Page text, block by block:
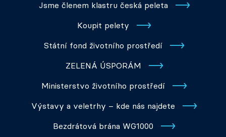
Jsme členem klastru česká peleta
Koupit pelety
Státní fond životního prostředí
ZELENÁ ÚSPORÁM
Ministerstvo životního prostředí
Výstavy a veletrhy – kde nás najdete
Bezdrátová brána WG1000